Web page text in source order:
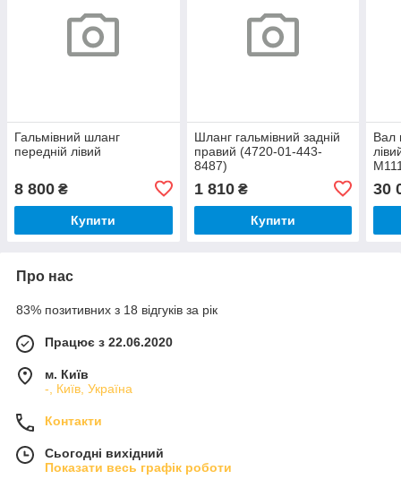
Гальмівний шланг
передній лівий
8 800 ₴
Купити
Шланг гальмівний задній
правий (4720-01-443-
8487)
1 810₴
Купити
Вал
30
Про нас
83% позитивних з 18 відгуків за рік
Працює з 22.06.2020
м. Київ
-, Київ, Україна
Контакти
Сьогодні вихідний
Показати весь графік роботи